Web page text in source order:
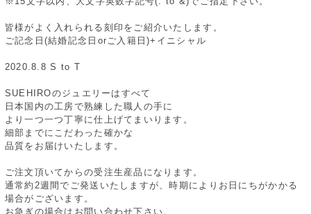
皆様がよく入れられる刻印をご紹介いたします。
ご記念日(結婚記念日orご入籍日)+イニシャル
2020.8.8 S to T
SUEHIROのジュエリーはすべて
日本国内の工房で熟練した職人の手に
より一つ一つ丁寧に仕上げてまいります。
細部までにこだわった確かな
品質をお届けいたします。
ご注文頂いてからの受注生産品になります。
通常約2週間でご発送いたしますが、時期によりお日にちがかかる
場合がございます。
お急ぎの場合はお問い合わせ下さい。